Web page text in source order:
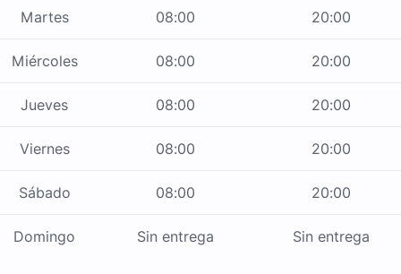
Martes 08:00 20:00
Miércoles 08:00 20:00
Jueves 08:00 20:00
Viernes 08:00 20:00
Sábado 08:00 20:00
Domingo Sin entrega Sin entrega